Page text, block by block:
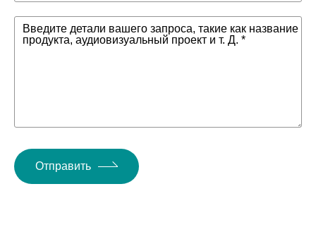
Введите детали вашего запроса, такие как название
продукта, аудиовизуальный проект и т. Д. *
Отправить